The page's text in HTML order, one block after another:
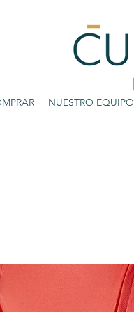
NUESTRO EQUIPO